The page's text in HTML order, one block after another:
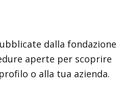
dalla fondazione
aperte per scoprire
o alla tua azienda.